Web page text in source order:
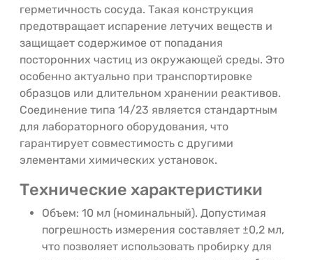
герметичность сосуда. Такая конструкция
предотвращает испарение летучих веществ и
защищает содержимое от попадания
посторонних частиц из окружающей среды. Это
особенно актуально при транспортировке
образцов или длительном хранении реактивов.
Соединение типа 14/23 является стандартным
для лабораторного оборудования, что
гарантирует совместимость с другими
элементами химических установок.
Технические характеристики
Объем: 10 мл (номинальный). Допустимая
погрешность измерения составляет ±0,2 мл,
что позволяет использовать пробирку для